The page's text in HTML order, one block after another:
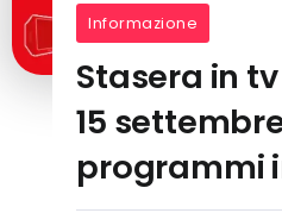
Informazione
Stasera in
15
programmi